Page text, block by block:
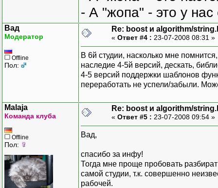
- А "жопа" - это у
Вад
Модератор
Offline
Пол:
Re: boost и algorithm/
« Ответ #4 : 23-07-2008 08:31 »
В 6й студии, насколько мне
наследие 4-5й версий, дескать,
4-5 версий поддержки шаблонов
переработать не успели/забыли.
Malaja
Команда клуба
Offline
Пол:
Re: boost и algorithm/
« Ответ #5 : 23-07-2008 09:54 »
Вад,
спасибо за инфу!
Тогда мне проще пробовать
самой студии, т.к. совершенно
рабочей.